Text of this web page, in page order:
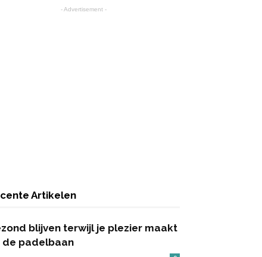
- Advertisement -
Artikelen
blijven terwijl je plezier maakt
de padelbaan